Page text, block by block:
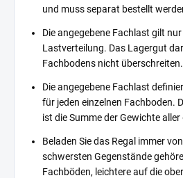
und muss separat bestellt
Die angegebene Fachlast gilt
Lastverteilung. Das Lagergut
Fachbodens nicht überschreiten.
Die angegebene Fachlast
für jeden einzelnen Fachboden.
ist die Summe der Gewichte
Beladen Sie das Regal immer
schwersten Gegenstände
Fachböden, leichtere auf die